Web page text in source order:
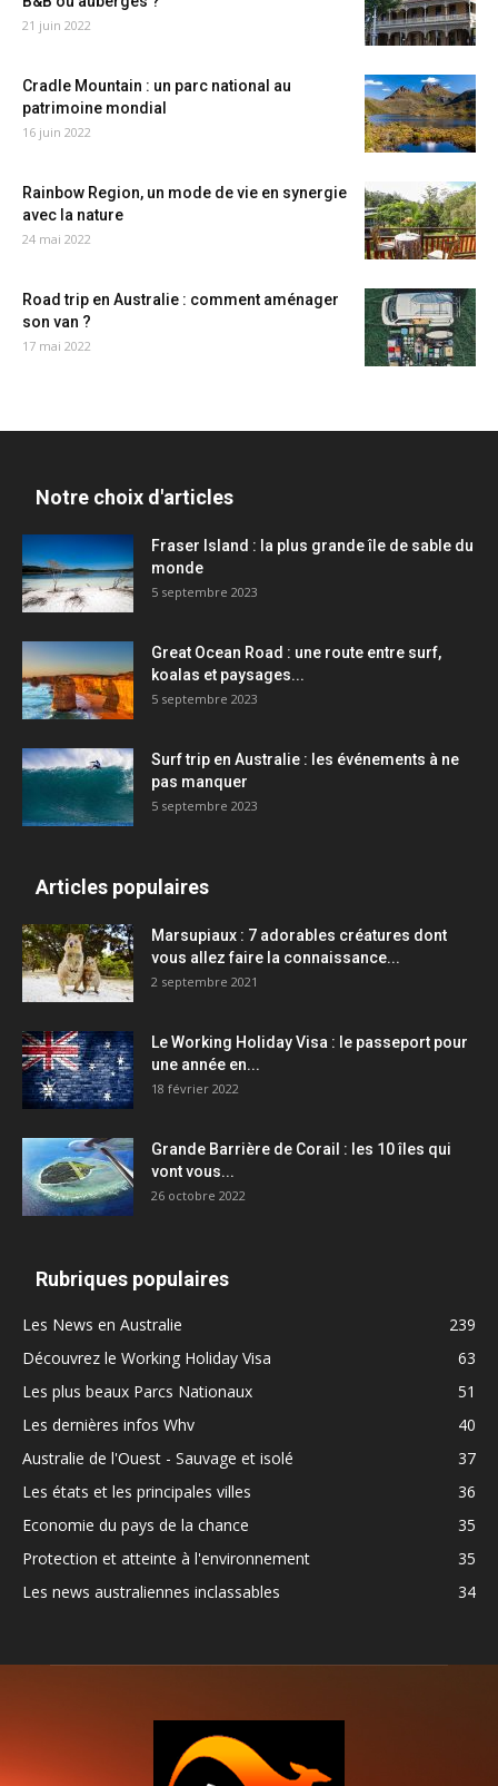
21 juin 2022
Cradle Mountain : un parc national au
patrimoine mondial
16 juin 2022
Rainbow Region, un mode de vie en synergie
avec la nature
24 mai 2022
Road trip en Australie : comment aménager
son van ?
17 mai 2022
Notre choix d'articles
Fraser Island : la plus grande île de sable du
monde
5 septembre 2023
Great Ocean Road : une route entre surf,
koalas et paysages...
5 septembre 2023
Surf trip en Australie : les événements à ne
pas manquer
5 septembre 2023
Articles populaires
Marsupiaux : 7 adorables créatures dont
vous allez faire la connaissance...
2 septembre 2021
Le Working Holiday Visa : le passeport pour
une année en...
18 février 2022
Grande Barrière de Corail : les 10 îles qui
vont vous...
26 octobre 2022
Rubriques populaires
Les News en Australie
239
Découvrez le Working Holiday Visa
63
Les plus beaux Parcs Nationaux
51
Les dernières infos Whv
40
Australie de l'Ouest - Sauvage et isolé
37
Les états et les principales villes
36
Economie du pays de la chance
35
Protection et atteinte à l'environnement
35
Les news australiennes inclassables
34